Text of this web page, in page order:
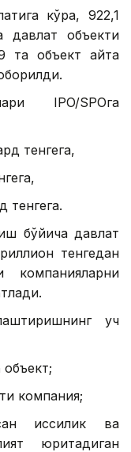
кўра, 922,1
давлат объекти
та объект қайта
IPO/SPOга
тенгега,
бўйича давлат
тенгедан
уч
объект;
компания;
иссиқлик ва
юритадиган